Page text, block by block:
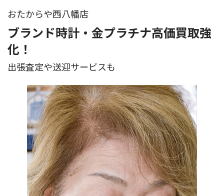
おたからや西八幡店
ブランド時計・金プラチナ高価買取強
化！
出張査定や送迎サービスも